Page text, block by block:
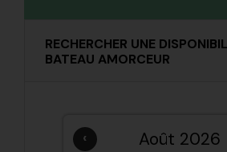
RECHERCHER UNE
BATEAU AMORCEUR
‹ Août 2026